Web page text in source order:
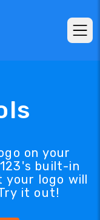
on your
built-in
your logo will
it out!